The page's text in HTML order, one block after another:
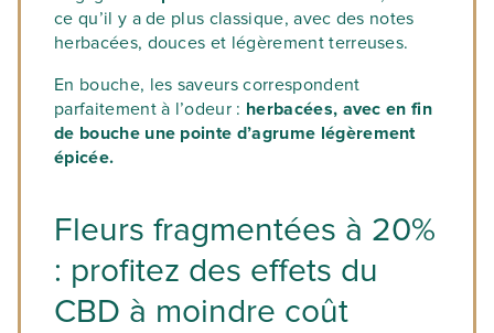
ce qu’il y a de plus classique, avec des notes
herbacées, douces et légèrement terreuses.
En bouche, les saveurs correspondent
parfaitement à l’odeur : herbacées, avec en fin
de bouche une pointe d’agrume légèrement
épicée.
Fleurs fragmentées à 20%
: profitez des effets du
CBD à moindre coût